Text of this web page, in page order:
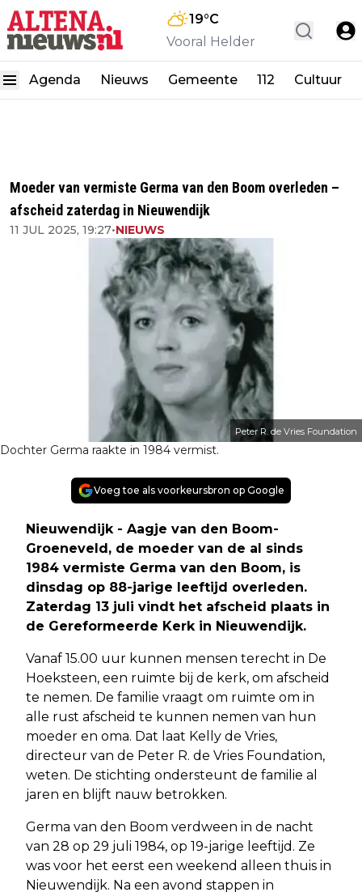
19°C
Vooral Helder
Agenda Nieuws Gemeente 112 Cultuur
Moeder van vermiste Germa van den Boom overleden –
afscheid zaterdag in Nieuwendijk
11 JUL 2025, 19:27•NIEUWS
Peter R. de Vries Foundation
Dochter Germa raakte in 1984 vermist.
Voeg toe als voorkeursbron op Google
Nieuwendijk - Aagje van den Boom-
Groeneveld, de moeder van de al sinds
1984 vermiste Germa van den Boom, is
dinsdag op 88-jarige leeftijd overleden.
Zaterdag 13 juli vindt het afscheid plaats in
de Gereformeerde Kerk in Nieuwendijk.
Vanaf 15.00 uur kunnen mensen terecht in De
Hoeksteen, een ruimte bij de kerk, om afscheid
te nemen. De familie vraagt om ruimte om in
alle rust afscheid te kunnen nemen van hun
moeder en oma. Dat laat Kelly de Vries,
directeur van de Peter R. de Vries Foundation,
weten. De stichting ondersteunt de familie al
jaren en blijft nauw betrokken.
Germa van den Boom verdween in de nacht
van 28 op 29 juli 1984, op 19-jarige leeftijd. Ze
was voor het eerst een weekend alleen thuis in
Nieuwendijk. Na een avond stappen in